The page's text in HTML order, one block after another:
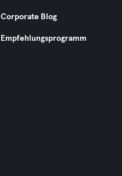
Corporate Blog
Empfehlungsprogramm